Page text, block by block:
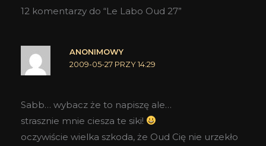
12 komentarzy do “Le Labo Oud 27”
ANONIMOWY
2009-05-27 PRZY 14:29
Sabb… wybacz że to napiszę ale…
strasznie mnie ciesza te siki!
oczywiście wielka szkoda, że Oud Cię nie urzekło